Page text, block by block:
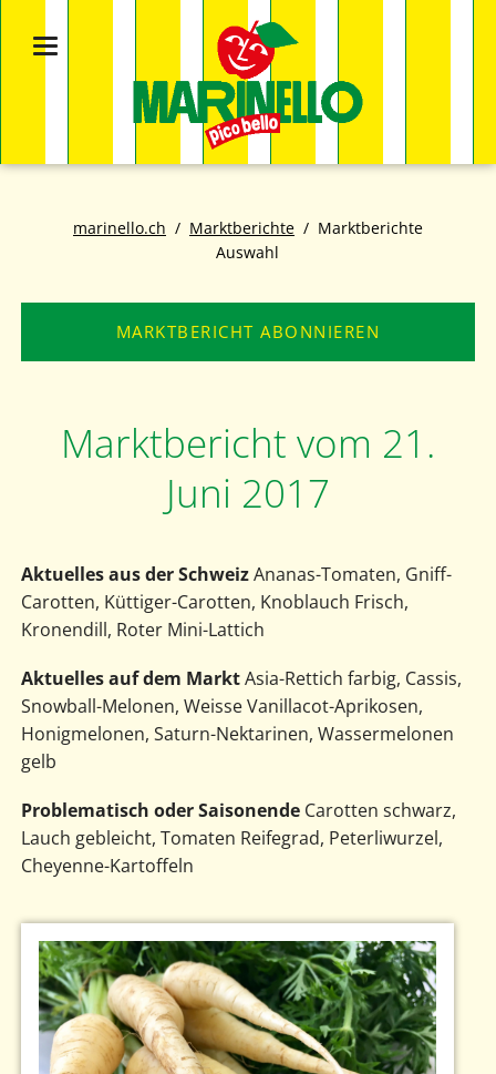
marinello.ch Marktberichte
Marktberichte
Auswahl
MARKTBERICHT ABONNIEREN
Marktbericht vom 21.
Juni 2017
Aktuelles ausder SchweizAnanas-Tomaten, Gniff-
Carotten, Küttiger-Carotten, Knoblauch Frisch,
Kronendill, Roter Mini-Lattich
Aktuelles auf dem MarktAsia-Rettich farbig, Cassis,
Snowball-Melonen, Weisse Vanillacot-Aprikosen,
Honigmelonen, Saturn-Nektarinen, Wassermelonen
gelb
Problematisch oder SaisonendeCarotten schwarz,
Lauch gebleicht, Tomaten Reifegrad, Peterliwurzel,
Cheyenne-Kartoffeln